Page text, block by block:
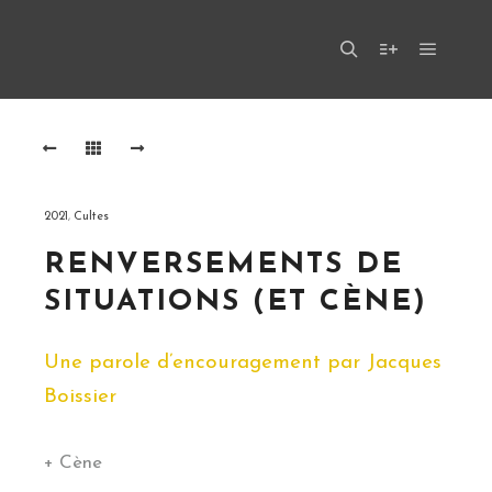
2021 , Cultes
RENVERSEMENTS DE
SITUATIONS (ET CÈNE)
Une parole d’encouragement par Jacques
Boissier
+ Cène